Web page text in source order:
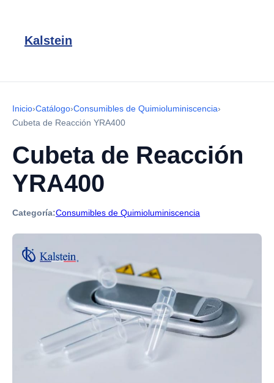
Kalstein
Inicio›Catálogo›Consumibles de Quimioluminiscencia›
Cubeta de Reacción YRA400
Cubeta de Reacción
YRA400
Categoría:Consumibles de Quimioluminiscencia